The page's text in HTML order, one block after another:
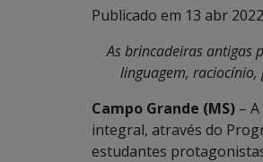
Publicado em 13 abr 2022
As brincadeiras antigas
linguagem, raciocínio,
Campo Grande (MS) –
integral, através do
estudantes